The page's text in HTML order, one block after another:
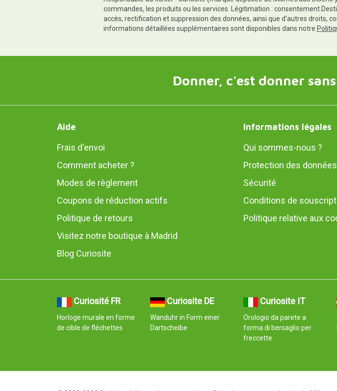
commandes, les produits ou les services. Légitimation :
accès, rectification et suppression des données, ainsi que d'autres droits,
informations détaillées supplémentaires sont disponibles dans notre
Donner, c'est donner
Aide
Frais d'envoi
Comment acheter ?
Modes de règlement
Coupons de réduction actifs
Politique de retours
Visitez notre boutique à Madrid
Blog Curiosite
Informations légales
Qui sommes-nous ?
Protection des données
Sécurité
Conditions de
Politique relative aux
Curiosité FR
Horloge murale en forme
de cible de fléchettes
Curiosite DE
Wanduhr in Form einer
Dartscheibe
Curiosite IT
Orologio da parete a
forma di bersaglio per
freccette